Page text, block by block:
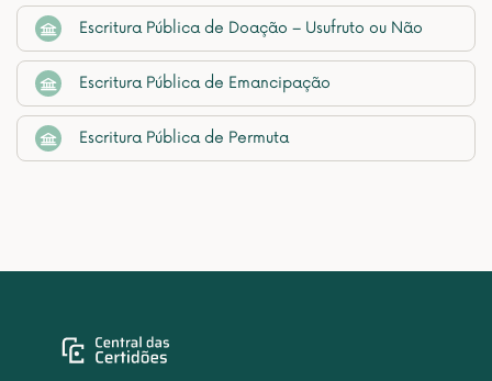
Escritura Pública de Doação – Usufruto ou Não
Escritura Pública de Emancipação
Escritura Pública de Permuta